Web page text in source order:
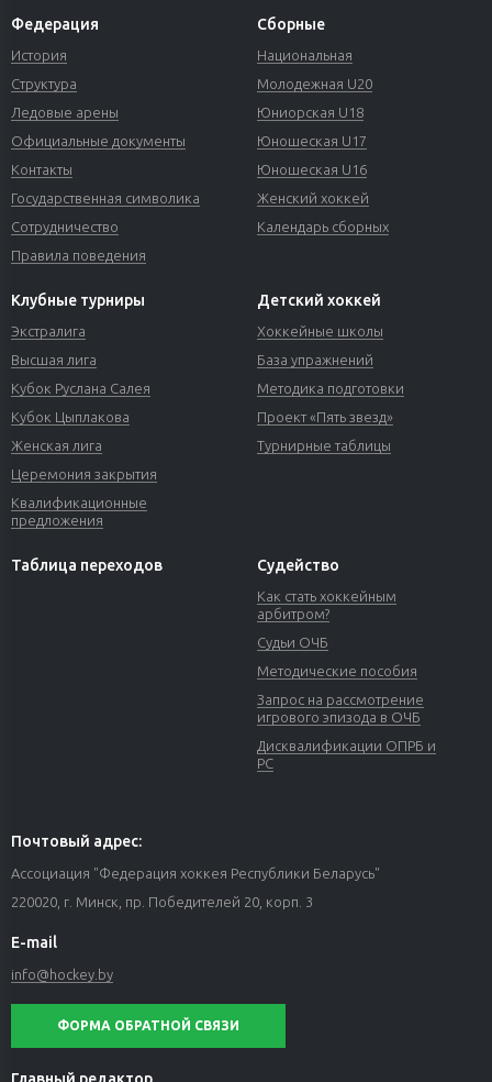
Федерация
История
Структура
Ледовые арены
Официальные документы
Контакты
Государственная символика
Сотрудничество
Правила поведения
Сборные
Национальная
Молодежная U20
Юниорская U18
Юношеская U17
Юношеская U16
Женский хоккей
Календарь сборных
Клубные турниры
Экстралига
Высшая лига
Кубок Руслана Салея
Кубок Цыплакова
Женская лига
Церемония закрытия
Квалификационные
предложения
Детский хоккей
Хоккейные школы
База упражнений
Методика подготовки
Проект «Пять звезд»
Турнирные таблицы
Таблица переходов Судейство
Как стать хоккейным
арбитром?
Судьи ОЧБ
Методические пособия
Запрос на рассмотрение
игрового эпизода в ОЧБ
Дисквалификации ОПРБ и
РС
Почтовый адрес:
Ассоциация "Федерация хоккея Республики Беларусь"
220020, г. Минск, пр. Победителей 20, корп. 3
E-mail
info@hockey.by
ФОРМА ОБРАТНОЙ СВЯЗИ